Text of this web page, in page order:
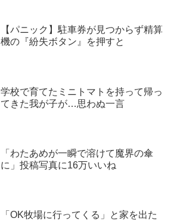
【パニック】駐車券が見つからず精算
機の『紛失ボタン』を押すと
学校で育てたミニトマトを持って帰っ
てきた我が子が…思わぬ一言
「わたあめが一瞬で溶けて魔界の傘
に」投稿写真に16万いいね
「OK牧場に行ってくる」と家を出た